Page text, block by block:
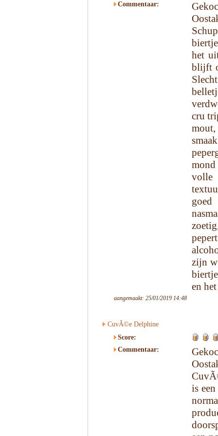
Commentaar:
het
blijft
cru
volle
goed
zijn
en
aangemaakt: 25/01/2019 14:48
CuvÃ©e Delphine
Score:
Commentaar:
is